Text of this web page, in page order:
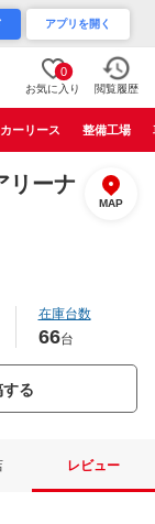
アプリを開く
0
お気に入り 閲覧履歴
カーリース 整備工場
リーナ
MAP
在庫台数
66台
る
レビュー